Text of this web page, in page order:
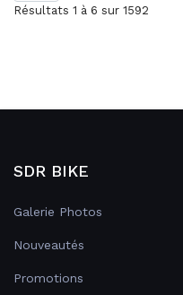
Résultats 1 à 6 sur 1592
SDR BIKE
Galerie Photos
Nouveautés
Promotions